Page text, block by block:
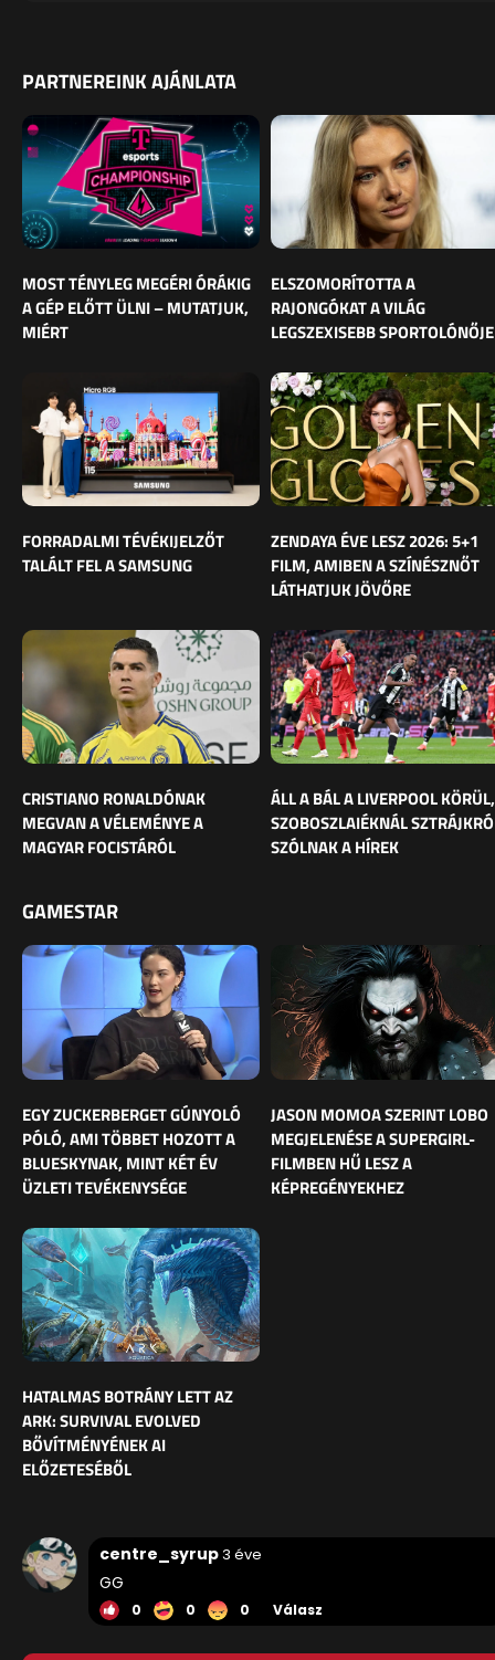
PARTNEREINK AJÁNLATA
MOST TÉNYLEG MEGÉRI ÓRÁKIG
A GÉP ELŐTT ÜLNI – MUTATJUK,
MIÉRT
ELSZOMORÍTOTTA A
RAJONGÓKAT A VILÁG
LEGSZEXISEBB SPORTOLÓNŐJE
FORRADALMI TÉVÉKIJELZŐT
TALÁLT FEL A SAMSUNG
ZENDAYA ÉVE LESZ 2026: 5+1
FILM, AMIBEN A SZÍNÉSZNŐT
LÁTHATJUK JÖVŐRE
CRISTIANO RONALDÓNAK
MEGVAN A VÉLEMÉNYE A
MAGYAR FOCISTÁRÓL
ÁLL A BÁL A LIVERPOOL KÖRÜL,
SZOBOSZLAIÉKNÁL
SZÓLNAK A HÍREK
GAMESTAR
EGY ZUCKERBERGET GÚNYOLÓ
PÓLÓ, AMI TÖBBET HOZOTT A
BLUESKYNAK, MINT KÉT ÉV
ÜZLETI TEVÉKENYSÉGE
JASON MOMOA SZERINT LOBO
MEGJELENÉSE A SUPERGIRL-
FILMBEN HŰ LESZ A
KÉPREGÉNYEKHEZ
HATALMAS BOTRÁNY LETT AZ
ARK: SURVIVAL EVOLVED
BŐVÍTMÉNYÉNEK AI
ELŐZETESÉBŐL
centre_syrup3 éve
GG
0 0 0 Válasz